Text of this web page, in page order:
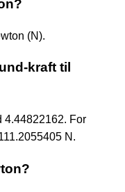
(N).
kraft til
4.44822162. For
N.